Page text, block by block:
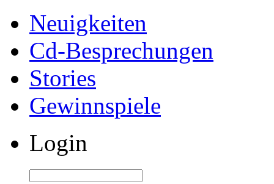
Neuigkeiten
Cd-Besprechungen
Stories
Gewinnspiele
Login